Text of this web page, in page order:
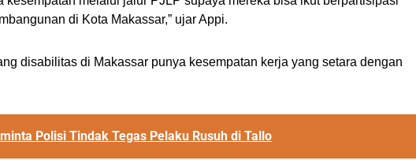
di Kota Makassar,” ujar Appi.
disabilitas di Makassar punya kesempatan kerja yang setara dengan
Polisi Tindak Tegas Pelaku Rusuh di Tallo